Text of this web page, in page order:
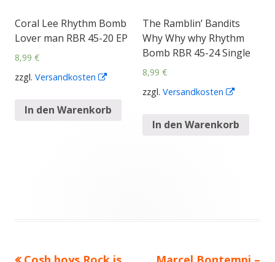
Coral Lee Rhythm Bomb
Lover man RBR 45-20 EP
8,99 €
zzgl. Versandkosten
Fenster
In den Warenkorb
The Ramblin’ Bandits
Why Why why Rhythm
Bomb RBR 45-24 Single
8,99 €
zzgl. Versandkosten
Fenster
In den Warenkorb